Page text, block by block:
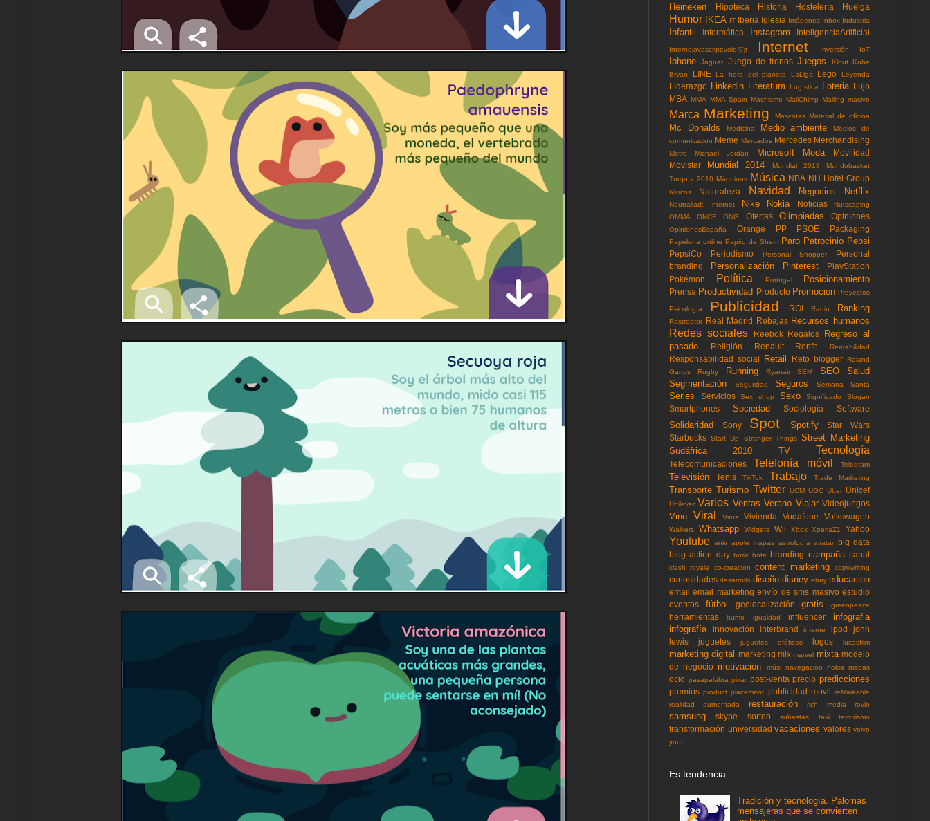
Heineken Hipoteca Historia Hostelería Huelga
Humor IKEA IT Iberia Iglesia Imágenes Inbox Industria
Infantil Informática Instagram InteligenciaArtificial
Internejavascript:void(0)t Internet Inversión IoT
Iphone Jaguar Juego de tronos Juegos Klout Kobe
Bryan
LINE La hora del planeta LaLiga Lego Leyenda
Liderazgo Linkedin Literatura Logística Loteria Lujo
MBA MMA MMA Spain Machismo MailChimp Mailing masivo
Marca Marketing Mascotas Material de oficina
Mc Donalds Medicina Medio ambiente
Medios de
comunicación Meme Mercados Mercedes Merchandising
Metro Michael Jordan Microsoft Moda
Movilidad
Movistar
Mundial 2014 Mundial 2018
Mundobasket
Turquía 2010 Máquinas Música NBA NH Hotel Group
Narcos Naturaleza Navidad Negocios Netflix
Neutraliad; Internet Nike Nokia Noticias
Nutscaping
OMMA
ONCE ONG Ofertas Olimpiadas Opiniones
OpinionesEspaña Orange PP PSOE Packaging
Papelería online Papiro de Shem Paro Patrocinio Pepsi
PepsiCo Periodismo Personal Shopper
Personal
branding
Personalización Pinterest
PlayStation
Pokémon
Política Portugal Posicionamiento
Prensa Productividad Producto Promoción Proyectos
Psicología Publicidad ROI Radio Ranking
Rastreator Real Madrid Rebajas Recursos humanos
Redes sociales Reebok Regalos
Regreso al
pasado
Religión Renault Renfe Rentabilidad
Responsabilidad social Retail Reto blogger Roland
Garros
Rugby Running Ryanair SEM SEO
Salud
Segmentación
Seguridad Seguros Semana Santa
Series Servicios Sex shop Sexo Significado Slogan
Smartphones Sociedad Sociología Software
Solidaridad Sony Spot Spotify
Star Wars
Starbucks Start Up Stranger Things Street Marketing
Sudáfrica 2010
TV Tecnología
Telecomunicaciones Telefonía móvil Telegram
Televisión Tenis TikTok Trabajo Trade Marketing
Transporte Turismo Twitter UCM UGC Uber Unicef
Unilever Varios Ventas Verano Viajar Videojuegos
Vino Viral Virus Vivienda Vodafone Volkswagen
Walkers Whatsapp Widgets Wii Xbox XperiaZ1 Yahoo
Youtube aniv apple mapas astrología avatar big data
blog action day bmw bote branding campaña canal
clash royale co-creacion content marketing copywriting
curiosidades desarrollo diseño disney ebay educacion
email email marketing envío de sms masivo estudio
eventos
fútbol geolocalización gratis greenpeace
herramientas humo igualdad influencer
infografia
infografía
innovación interbrand interne ipod
john
lewis
juguetes juguetes eróticos logos lucasfilm
marketing digital marketing mix marvel mixta modelo
de negocio motivación músi navegacion nokia mapas
ocio pasapalabra pixar post-venta precio predicciones
premios product placement publicidad movil reMarkable
realidad aumentada
restauración rich media rovio
samsung skype sorteo subastas taxi terrorismo
transformación universidad vacaciones valores volvo
your
Es tendencia
Tradición y tecnología. Palomas
mensajeras que se convierten